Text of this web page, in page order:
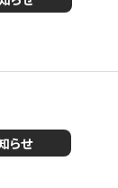
らせ